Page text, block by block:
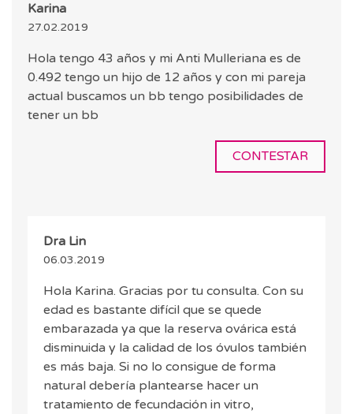
Karina
27.02.2019
Hola tengo 43 años y mi Anti Mulleriana es de
0.492 tengo un hijo de 12 años y con mi pareja
actual buscamos un bb tengo posibilidades de
tener un bb
CONTESTAR
Dra Lin
06.03.2019
Hola Karina. Gracias por tu consulta. Con su
edad es bastante difícil que se quede
embarazada ya que la reserva ovárica está
disminuida y la calidad de los óvulos también
es más baja. Si no lo consigue de forma
natural debería plantearse hacer un
tratamiento de fecundación in vitro,